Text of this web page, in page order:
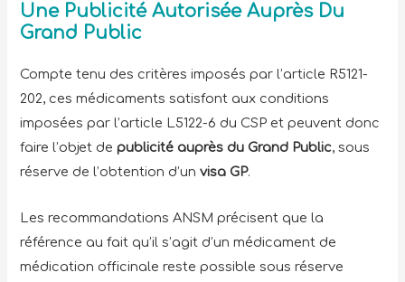
Une Publicité Autorisée Auprès Du
Grand Public
Compte tenu des critères imposés par l’article R5121-
202, ces médicaments satisfont aux conditions
imposées par l’article L5122-6 du CSP et peuvent donc
faire l’objet depublicité auprès du Grand Public, sous
réserve de l’obtention d’unvisa GP.
Les recommandations ANSM précisent que la
référence au fait qu’il s’agit d’un médicament de
médication officinale reste possible sous réserve